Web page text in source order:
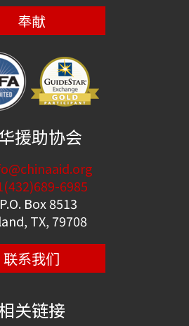
奉献
援助协会
6985
Box 8513
TX, 79708
联系我们
关链接